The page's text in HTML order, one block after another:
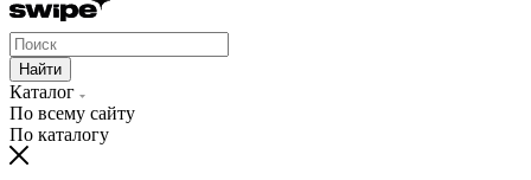
Найти
Каталог
По всему сайту
По каталогу